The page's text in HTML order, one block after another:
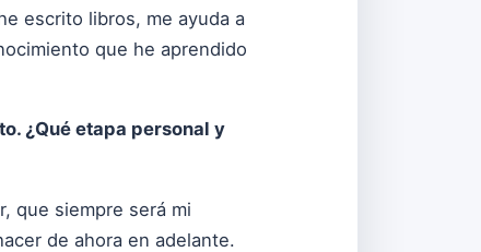
escrito libros, me ayuda a
que he aprendido
¿Qué etapa personal y
que siempre será mi
de ahora en adelante.